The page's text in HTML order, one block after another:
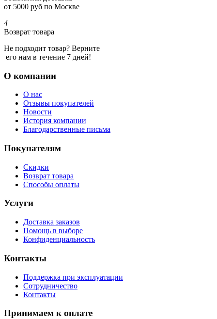
от 5000 руб по Москве
4
Возврат товара
Не подходит товар? Верните
его нам в течение 7 дней!
О компании
О нас
Отзывы покупателей
Новости
История компании
Благодарственные письма
Покупателям
Скидки
Возврат товара
Способы оплаты
Услуги
Доставка заказов
Помощь в выборе
Конфиденциальность
Контакты
Поддержка при эксплуатации
Сотрудничество
Контакты
Принимаем к оплате